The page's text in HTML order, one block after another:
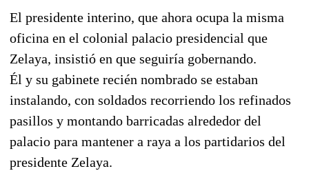
El presidente interino, que ahora ocupa la misma
oficina en el colonial palacio presidencial que
Zelaya, insistió en que seguiría gobernando.
Él y su gabinete recién nombrado se estaban
instalando, con soldados recorriendo los refinados
pasillos y montando barricadas alrededor del
palacio para mantener a raya a los partidarios del
presidente Zelaya.